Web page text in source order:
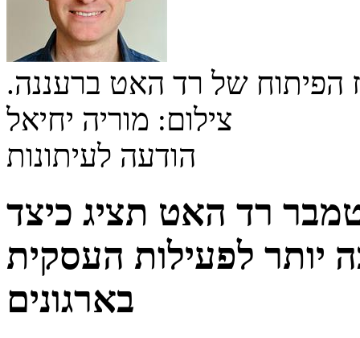
הפיתוח של רד האט ברעננה.
צילום: מוריה יחיאל
הודעה לעיתונות
- ב-15 בספטמבר רד האט תציג כיצד
יותר לפעילות העסקית
בארגונים